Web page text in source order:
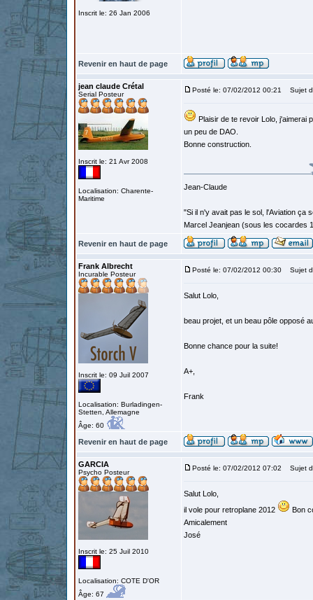
Inscrit le: 26 Jan 2006
Revenir en haut de page
jean claude Crétal
Serial Posteur
Inscrit le: 21 Avr 2008
Localisation: Charente-
Maritime
Posté le: 07/02/2012 00:21 Sujet
Plaisir de te revoir Lolo, j'aimerai
un peu de DAO.
Bonne construction.
Jean-Claude
"Si il n'y avait pas le sol, l'Aviation ça
Marcel Jeanjean (sous les cocardes
Revenir en haut de page
Frank Albrecht
Incurable Posteur
Inscrit le: 09 Juil 2007
Localisation: Burladingen-
Stetten, Allemagne
Âge: 60
Posté le: 07/02/2012 00:30 Sujet
Salut Lolo,
beau projet, et un beau pôle opposé
Bonne chance pour la suite!
A+,
Frank
Revenir en haut de page
GARCIA
Psycho Posteur
Inscrit le: 25 Juil 2010
Localisation: COTE D'OR
Âge: 67
Posté le: 07/02/2012 07:02 Sujet
Salut Lolo,
il vole pour retroplane 2012
Bon
Amicalement
José